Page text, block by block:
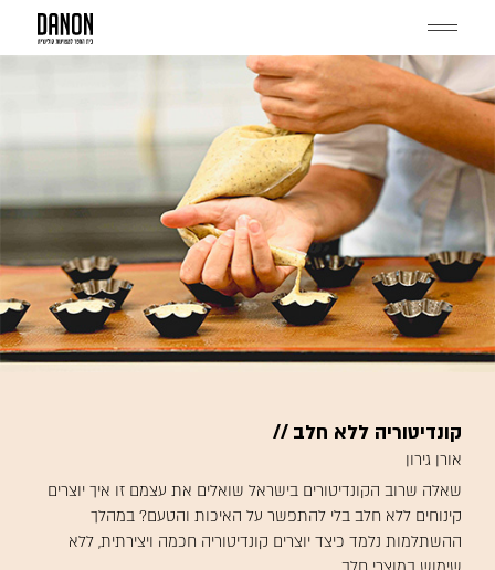
Menu
קונדיטוריה ללא חלב //
אורן גירון
שאלה שרוב הקונדיטורים בישראל שואלים את עצמם זו איך יוצרים
קינוחים ללא חלב בלי להתפשר על האיכות והטעם? במהלך
ההשתלמות נלמד כיצד יוצרים קונדיטוריה חכמה ויצירתית, ללא